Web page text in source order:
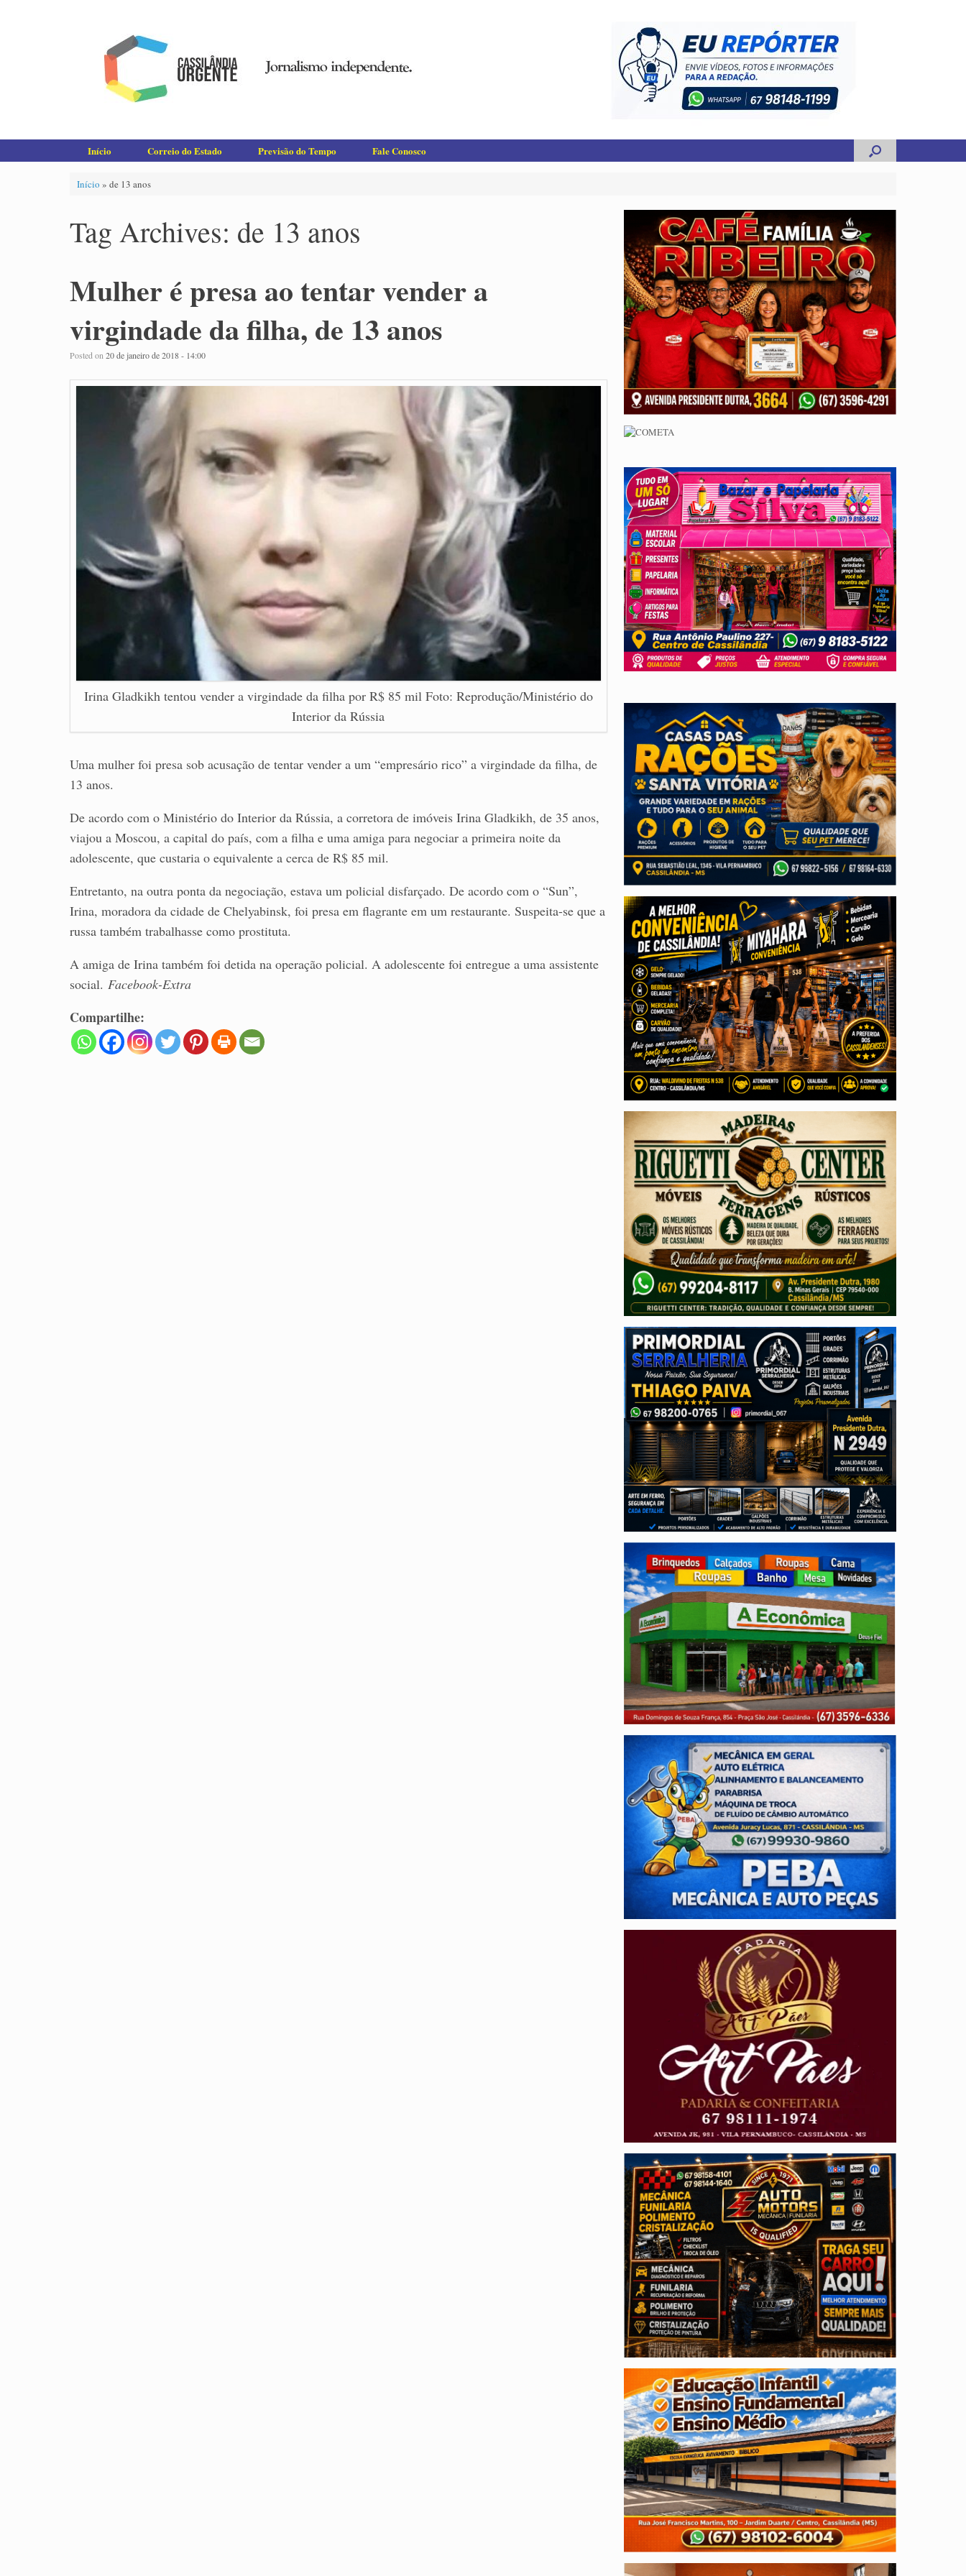
Início Correio do Estado Previsão do Tempo Fale Conosco
Início » de 13 anos
Tag Archives: de 13 anos
Mulher é presa ao tentar vender a
virgindade da filha, de 13 anos
Posted on 20 de janeiro de 2018 - 14:00
Irina Gladkikh tentou vender a virgindade da filha por R$ 85 mil Foto: Reprodução/Ministério do
Interior da Rússia
Uma mulher foi presa sob acusação de tentar vender a um “empresário rico” a virgindade da filha, de
13 anos.
De acordo com o Ministério do Interior da Rússia, a corretora de imóveis Irina Gladkikh, de 35 anos,
viajou a Moscou, a capital do país, com a filha e uma amiga para negociar a primeira noite da
adolescente, que custaria o equivalente a cerca de R$ 85 mil.
Entretanto, na outra ponta da negociação, estava um policial disfarçado. De acordo com o “Sun”,
Irina, moradora da cidade de Chelyabinsk, foi presa em flagrante em um restaurante. Suspeita-se que a
russa também trabalhasse como prostituta.
A amiga de Irina também foi detida na operação policial. A adolescente foi entregue a uma assistente
social. Facebook-Extra
Compartilhe: